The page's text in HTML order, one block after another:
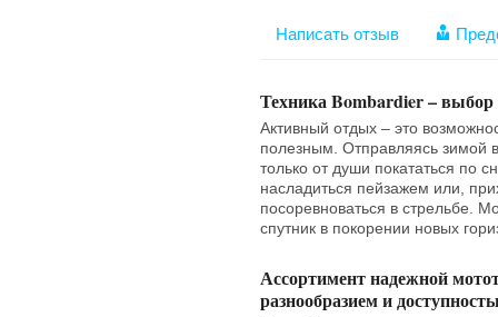
Написать отзыв
Техника Bombardier –
Активный отдых – это
полезным. Отправляясь зимой
только от души покататься по
насладиться пейзажем или,
посоревноваться в стрельбе.
спутник в покорении новых
Ассортимент надежной
разнообразием и